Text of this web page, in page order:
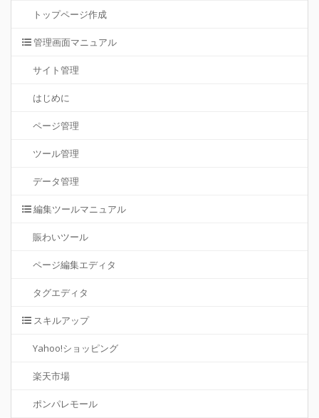
トップページ作成
管理画面マニュアル
サイト管理
はじめに
ページ管理
ツール管理
データ管理
編集ツールマニュアル
賑わいツール
ページ編集エディタ
タグエディタ
スキルアップ
Yahoo!ショッピング
楽天市場
ポンパレモール